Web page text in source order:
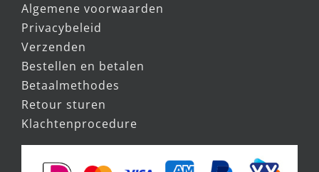
Algemene voorwaarden
Privacybeleid
Verzenden
Bestellen en betalen
Betaalmethodes
Retour sturen
Klachtenprocedure